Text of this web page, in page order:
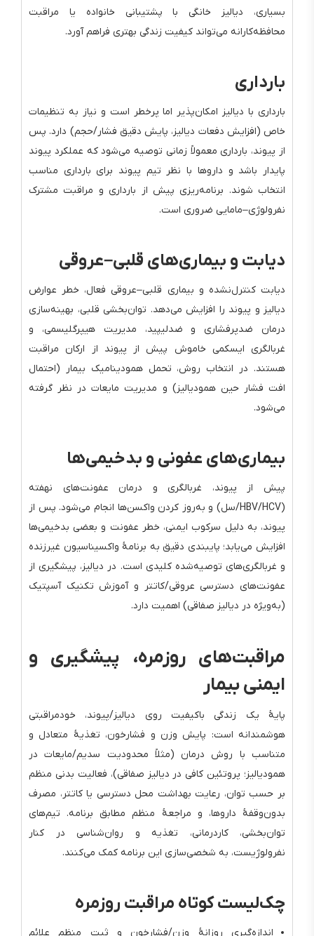
بسیاری، دیالیز خانگی با پشتیبانی خانواده یا مراقبت
محافظه‌کارانه می‌تواند کیفیت زندگی بهتری فراهم آورد.
بارداری
بارداری با دیالیز امکان‌پذیر اما پرخطر است و نیاز به تنظیمات
خاص (افزایش دفعات دیالیز، پایش دقیق فشار/حجم) دارد. پس
از پیوند، بارداری معمولاً زمانی توصیه می‌شود که عملکرد پیوند
پایدار باشد و داروها با نظر تیم پیوند برای بارداری مناسب
انتخاب شوند. برنامه‌ریزی پیش از بارداری و مراقبت مشترک
نفرولوژی–مامایی ضروری است.
دیابت و بیماری‌های قلبی–عروقی
دیابت کنترل‌نشده و بیماری قلبی–عروقی فعال، خطر عوارض
دیالیز و پیوند را افزایش می‌دهد. توان‌بخشی قلبی، بهینه‌سازی
درمان ضدپرفشاری و ضدلیپید، مدیریت هیپرگلیسمی، و
غربالگری ایسکمی خاموش پیش از پیوند از ارکان مراقبت
هستند. در انتخاب روش، تحمل همودینامیک بیمار (احتمال
افت فشار حین همودیالیز) و مدیریت مایعات در نظر گرفته
می‌شود.
بیماری‌های عفونی و بدخیمی‌ها
پیش از پیوند، غربالگری و درمان عفونت‌های نهفته
(HBV/HCV/سل) و به‌روز کردن واکسن‌ها انجام می‌شود. پس از
پیوند، به دلیل سرکوب ایمنی، خطر عفونت و بعضی بدخیمی‌ها
افزایش می‌یابد؛ پایبندی دقیق به برنامهٔ واکسیناسیون غیرزنده
و غربالگری‌های توصیه‌شده کلیدی است. در دیالیز، پیشگیری از
عفونت‌های دسترسی عروقی/کاتتر و آموزش تکنیک آسپتیک
(به‌ویژه در دیالیز صفاقی) اهمیت دارد.
مراقبت‌های روزمره، پیشگیری و
ایمنی بیمار
پایهٔ یک زندگی باکیفیت روی دیالیز/پیوند، خودمراقبتی
هوشمندانه است: پایش وزن و فشارخون، تغذیهٔ متعادل و
متناسب با روش درمان (مثلاً محدودیت سدیم/مایعات در
همودیالیز؛ پروتئین کافی در دیالیز صفاقی)، فعالیت بدنی منظم
بر حسب توان، رعایت بهداشت محل دسترسی یا کاتتر، مصرف
بدون‌وقفهٔ داروها، و مراجعهٔ منظم مطابق برنامه. تیم‌های
توان‌بخشی، کاردرمانی، تغذیه و روان‌شناسی در کنار
نفرولوژیست، به شخصی‌سازی این برنامه کمک می‌کنند.
چک‌لیست کوتاه مراقبت روزمره
اندازه‌گیری روزانهٔ وزن/فشارخون و ثبت منظم علائم